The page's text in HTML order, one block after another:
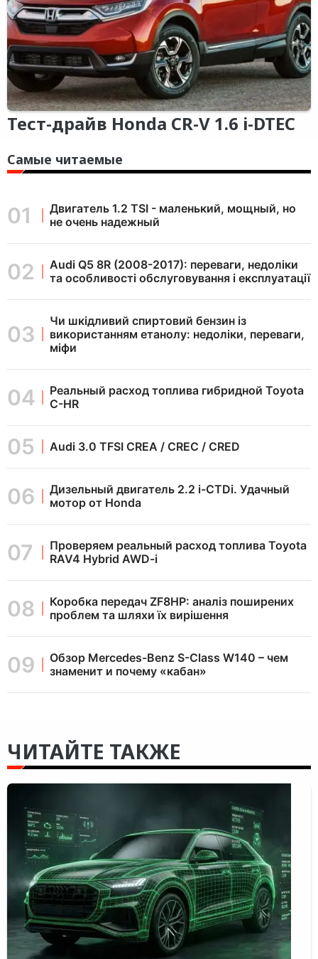
Тест-драйв Honda CR-V 1.6 i-DTEC
Самые читаемые
Двигатель 1.2 TSI - маленький, мощный, но
не очень надежный
Audi Q5 8R (2008-2017): переваги, недоліки
та особливості обслуговування і експлуатації
Чи шкідливий спиртовий бензин із
використанням етанолу: недоліки, переваги,
міфи
Реальный расход топлива гибридной Toyota
C-HR
Audi 3.0 TFSI CREA / CREC / CRED
Дизельный двигатель 2.2 i-CTDi. Удачный
мотор от Honda
Проверяем реальный расход топлива Toyota
RAV4 Hybrid AWD-i
Коробка передач ZF8HP: аналіз поширених
проблем та шляхи їх вирішення
Обзор Mercedes-Benz S-Class W140 – чем
знаменит и почему «кабан»
ЧИТАЙТЕ ТАКЖЕ